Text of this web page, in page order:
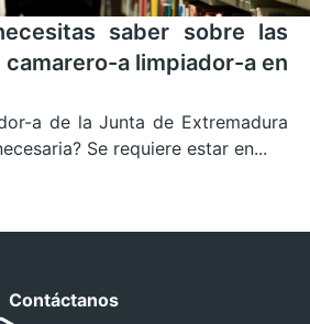
saber sobre las
a limpiador-a en
a de la Junta de Extremadura
Se requiere estar en...
Contáctanos